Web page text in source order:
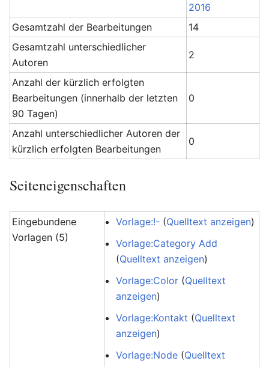
2016
Gesamtzahl der Bearbeitungen
14
Gesamtzahl unterschiedlicher
Autoren
2
Anzahl der kürzlich erfolgten
Bearbeitungen (innerhalb der letzten
90 Tagen)
0
Anzahl unterschiedlicher Autoren der
kürzlich erfolgten Bearbeitungen
0
Seiteneigenschaften
Eingebundene
Vorlagen (5)
Vorlage:!- (Quelltext anzeigen)
Vorlage:Category Add
(Quelltext anzeigen)
Vorlage:Color (Quelltext
anzeigen)
Vorlage:Kontakt (Quelltext
anzeigen)
Vorlage:Node (Quelltext